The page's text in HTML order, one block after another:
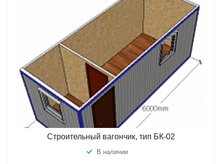
Строительный вагончик, тип БК-02
В наличии